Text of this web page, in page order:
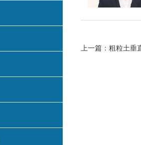
上一篇： 粗粒土垂